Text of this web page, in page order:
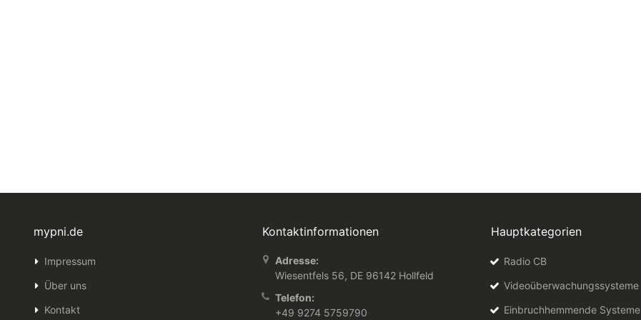
mypni.de
Impressum
Über uns
Kontakt
Kontaktinformationen
Adresse:
Wiesentfels 56, DE 96142 Hollfeld
Telefon:
+49 9274 5759790
Hauptkategorien
Radio CB
Videoüberwachungssysteme
Einbruchhemmende Systeme